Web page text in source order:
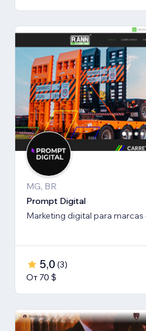
MG, BR
Prompt Digital
Marketing digital para
5,0 (3)
От 70 $